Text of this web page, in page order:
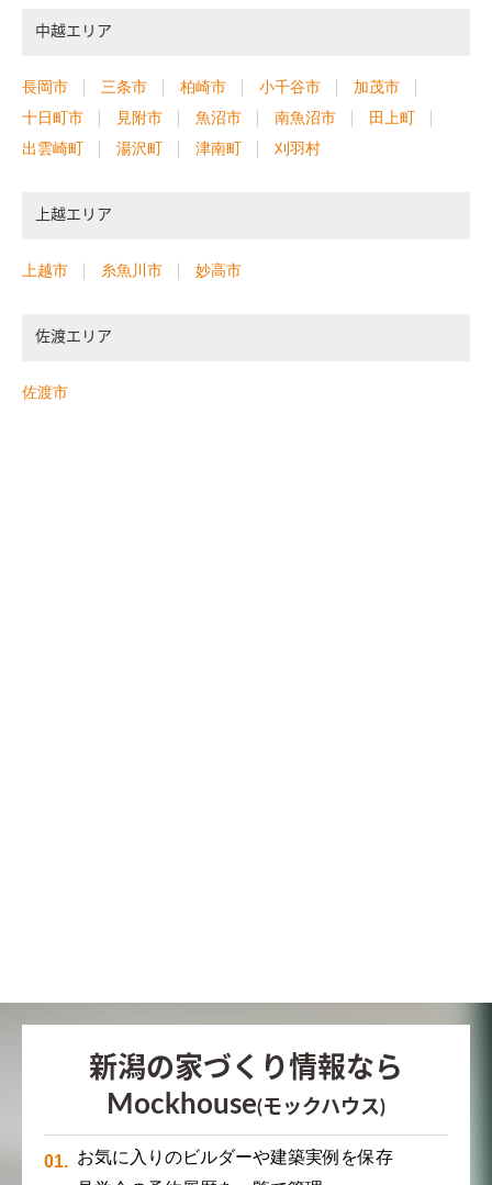
中越エリア
長岡市 三条市 柏崎市 小千谷市
加茂市
十日町市
見附市 魚沼市 南魚沼市
田上町
出雲崎町
湯沢町 津南町 刈羽村
上越エリア
上越市 糸魚川市 妙高市
佐渡エリア
佐渡市
新潟の家づくり情報なら
Mockhouse(モックハウス)
お気に入りのビルダーや建築実例を保存